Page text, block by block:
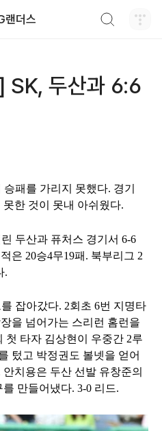
랜더스
SK, 두산과 6:6
패를 가리지 못했다. 경기
한 것이 못내 아쉬웠다.
두산과 퓨처스 경기서 6-6
은 20승4무19패. 북부리그 2
.
잡아갔다. 2회초 6번 지명타
을 넘어가는 스리런 홈런을
첫 타자 김상현이 우중간 2루
텄고 박정권도 볼넷을 얻어
치용은 두산 선발 유창준의
만들어냈다. 3-0 리드.